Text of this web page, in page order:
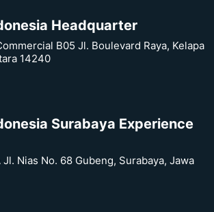
Headquarter
B05 Jl. Boulevard Raya, Kelapa
14240
Surabaya Experience
Jl. Nias No. 68 Gubeng, Surabaya, Jawa